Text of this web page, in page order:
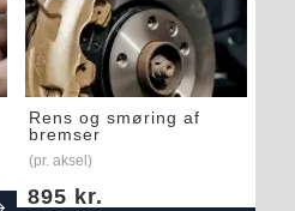
Rens og smøring af
bremser
(pr. aksel)
895 kr.